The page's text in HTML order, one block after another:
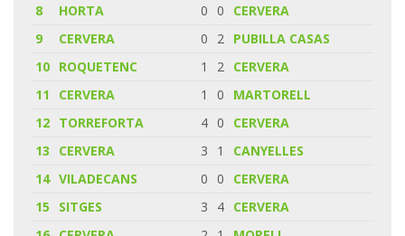
8
HORTA 0 0
CERVERA
9
CERVERA 0 2
PUBILLA CASAS
10 ROQUETENC 1 2
CERVERA
11
CERVERA 1 0
MARTORELL
12 TORREFORTA 4 0
CERVERA
13
CERVERA 3 1
CANYELLES
14 VILADECANS 0 0
CERVERA
15
SITGES 3 4 CERVERA